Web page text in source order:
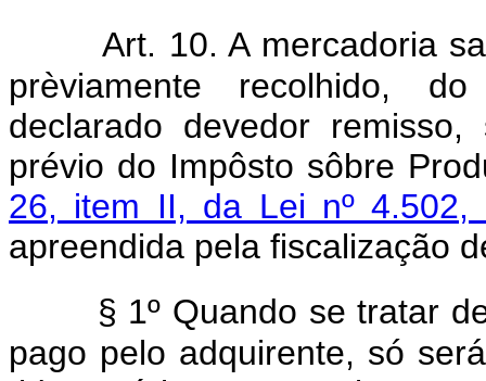
Art. 10. A mercadoria
prèviamente recolhido,
declarado devedor
prévio do Impôsto sôbre
26, item II, da Lei nº
apreendida pela fiscalização
§ 1º Quando se tratar
pago pelo adquirente, só